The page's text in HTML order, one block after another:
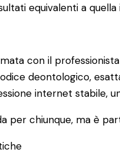
equivalenti a quella
con il
deontologico,
internet stabile,
per chiunque, ma è